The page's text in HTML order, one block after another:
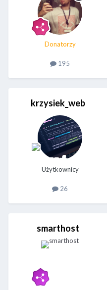
Donatorzy
195
krzysiek_web
Użytkownicy
26
smarthost